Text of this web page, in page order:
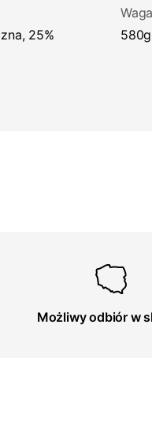
Waga
580g
Możliwy odbiór w